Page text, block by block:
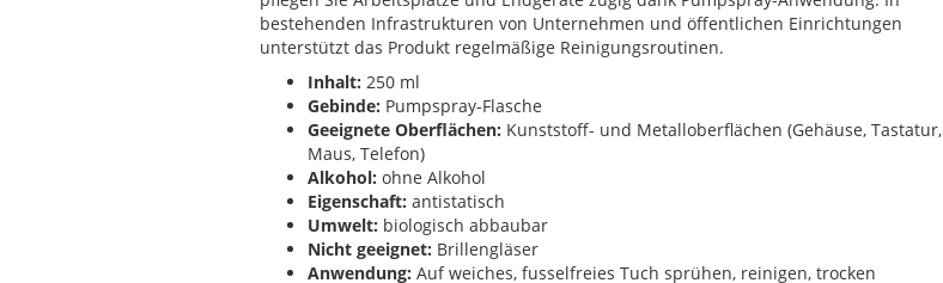
bestehenden Infrastrukturen von Unternehmen und öffentlichen Einrichtungen
unterstützt das Produkt regelmäßige Reinigungsroutinen.
Inhalt: 250 ml
Gebinde: Pumpspray-Flasche
Geeignete Oberflächen: Kunststoff- und Metalloberflächen (Gehäuse, Tastatur,
Maus, Telefon)
Alkohol: ohne Alkohol
Eigenschaft: antistatisch
Umwelt: biologisch abbaubar
Nicht geeignet: Brillengläser
Anwendung: Auf weiches, fusselfreies Tuch sprühen, reinigen, trocken